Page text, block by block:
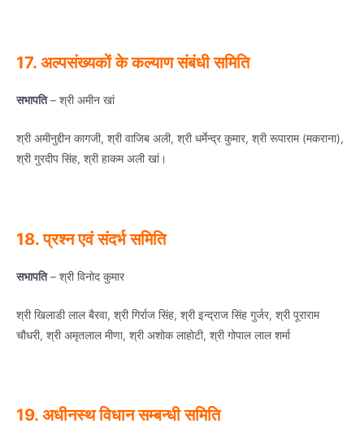
17. अल्‍पसंख्‍यकों के कल्‍याण संबंधी समिति
सभापति– श्री अमीन खां
श्री अमीनुद्दीन कागजी, श्री वाजिब अली, श्री धर्मेन्‍द्र कुमार, श्री रूपाराम (मकराना),
श्री गुरदीप सिंह, श्री हाकम अली खां।
18. प्रश्‍न एवं संदर्भ समिति
सभापति– श्री विनोद कुमार
श्री खिलाडी लाल बैरवा, श्री गिर्राज सिंह, श्री इन्‍द्राज सिंह गुर्जर, श्री पूराराम
चौधरी, श्री अमृतलाल मीणा, श्री अशोक लाहोटी, श्री गोपाल लाल शर्मा
19. अधीनस्‍थ विधान सम्‍बन्‍धी समिति